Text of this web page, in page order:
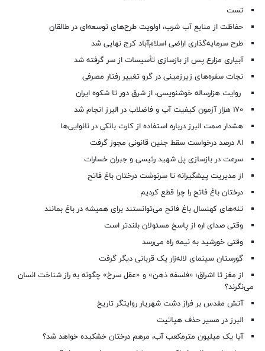
تست
حفاظت از منابع آب شرب، اولویت طرح‌های توسعه‌ای در طالقان
طرح سرمایه‌گذاری اراضی اسلام‌آباد کرج نهایی شد
آبیاری مزارع پس از بازسازی تأسیسات از سر گرفته شد
نجات سفره‌های زیرزمینی در گرو تغییر رفتار مصرفی
روایت هزارساله خوشنویسی، از شرق دور تا شکوه ایران
۱۷۰ هزار آزمون کیفیت آب و فاضلاب در البرز انجام شد
هشدار صمت البرز درباره استفاده از کارت بانکی در نانوایی‌ها
۸۱ درصد درخواست‌ سقط جنین قانونی مجوز گرفت
سرعت در بازسازی پل شهید رئیسی و جبران خسارات
از مدیریت پیشگیرانه تا سرنوشت درختان باغ فاتح
درختان باغ فاتح را چرا قطع کردیم
تنه‌های کهنسال باغ فاتح می‌توانستند برای همیشه در باغ بمانند
وقتی صدای اره از پاسخ مسئولان بلندتر است
وقتی خورشید به نیمه راه می‌رسد
گورستان سینمای لاله‌زار یک قربانی دیگر گرفت
از مغز تا اشراق؛ «فلسفه ذهن» و «عقل سرخ» چگونه به راز شناخت انسان
می‌نگرند؟
آتش مقدس بر فراز دشت شهریار روایتگر تاریخ
البرز در مسیر حذف هپاتیت
آیا یک میلیون مترمکعب آب، مرهم درختان خشکیده خواهد شد؟